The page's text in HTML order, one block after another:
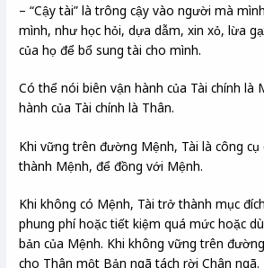
– “Cậy tài” là trông cậy vào người mà
mình, như học hỏi, dựa dẫm, xin xỏ, lừa
của họ để bổ sung tài cho mình.
Có thể nói biên vận hành của Tài chính là
hành của Tài chính là Thân.
Khi vững trên đường Mệnh, Tài là công cụ
thành Mệnh, để đồng với Mệnh.
Khi không có Mệnh, Tài trở thành mục
phung phí hoặc tiết kiệm quá mức hoặc
bản của Mệnh. Khi không vững trên
cho Thân một Bản ngã tách rời Chân ngã.